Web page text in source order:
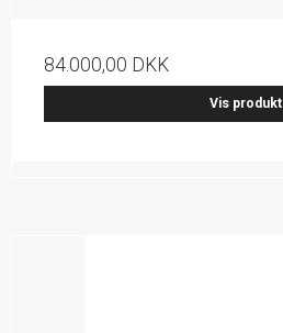
84.000,00 DKK
Vis produkt